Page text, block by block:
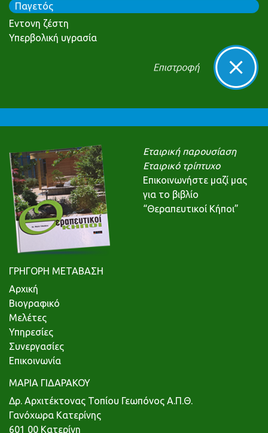
Παγετός
Εντονη ζέστη
Υπερβολική υγρασία
Εταιρική παρουσίαση
Εταιρικό τρίπτυχο
Επικοινωνήστε μαζί μας
για το βιβλίο
“Θεραπευτικοί Κήποι”
ΓΡΗΓΟΡΗ ΜΕΤΑΒΑΣΗ
Αρχική
Βιογραφικό
Μελέτες
Υπηρεσίες
Συνεργασίες
Επικοινωνία
ΜΑΡΙΑ ΓΙΔΑΡΑΚΟΥ
Δρ. Αρχιτέκτονας Τοπίου Γεωπόνος Α.Π.Θ.
Γανόχωρα Κατερίνης
601 00 Κατερίνη